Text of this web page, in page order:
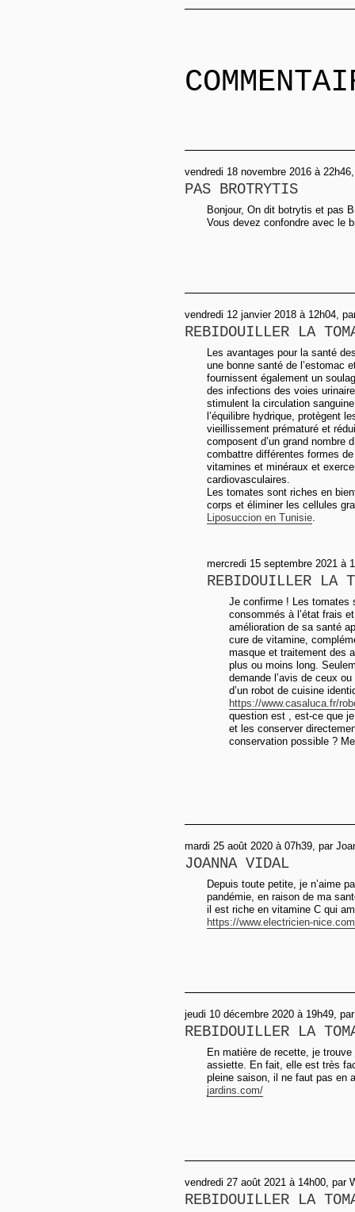
vendredi 18 novembre 2016 à
PAS BROTRYTIS
Bonjour, On dit botrytis et pas
Vous devez confondre avec le
vendredi 12 janvier 2018 à 12h04,
REBIDOUILLER LA
Les avantages pour la santé
une bonne santé de l’estomac
fournissent également un
des infections des voies
stimulent la circulation
l’équilibre hydrique, protègent
vieillissement prématuré et
composent d’un grand nombre
combattre différentes formes
vitamines et minéraux et
cardiovasculaires.
Les tomates sont riches en
corps et éliminer les cellules
Liposuccion en Tunisie
mercredi 15 septembre 2021 à
REBIDOUILLER LA
Je confirme ! Les tomates
consommés à l’état frais
amélioration de sa santé
cure de vitamine,
masque et traitement des
plus ou moins long.
demande l’avis de ceux
d’un robot de cuisine
https://www.casaluca.fr/
question est , est-ce que
et les conserver
conservation possible ?
mardi 25 août 2020 à 07h39, par
JOANNA VIDAL
Depuis toute petite, je n’aime
pandémie, en raison de ma
il est riche en vitamine C qui
https://www.electricien-
jeudi 10 décembre 2020 à 19h49,
REBIDOUILLER LA
En matière de recette, je
assiette. En fait, elle est très
pleine saison, il ne faut pas en
jardins.com/
vendredi 27 août 2021 à 14h00, par
REBIDOUILLER LA